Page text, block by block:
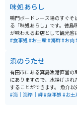
味処あらし
鳴門ボードレース場のすぐそ
る「味処あらし」です。徳島
が味わえるお店として観光客
からお寿司、揚げ物、煮物ま
#食事処 #お土産#海鮮#お肉
浜のうたせ
有田市にある箕島漁港直営の
にありますので、水揚げさ
することができます。 魚介以外にも、野菜や果物、お土
産類も販売しています。レス
#海｜海岸｜岬#食事処 #お土